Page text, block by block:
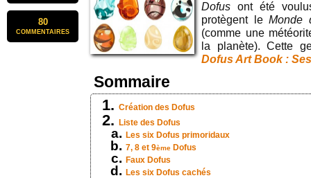
80
commentaires
Dofus ont été
protègent leMonde
(comme une
la planète). Cette
Dofus Art Book :
Sommaire
Création des Dofus
Liste des Dofus
Les six Dofus primoridaux
7, 8 et 9ème Dofus
Faux Dofus
Les six Dofus cachés